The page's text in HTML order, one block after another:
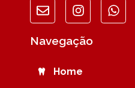
Navegação
Home